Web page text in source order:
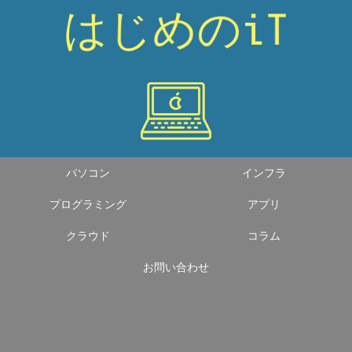
パソコン インフラ
プログラミング アプリ
クラウド コラム
お問い合わせ